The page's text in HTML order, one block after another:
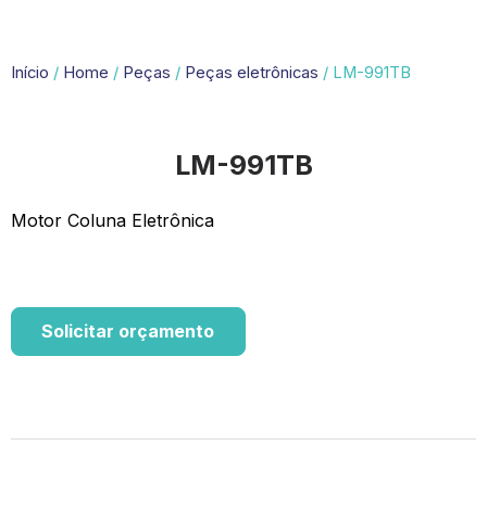
Início / Home / Peças / Peças eletrônicas / LM-991TB
LM-991TB
Motor Coluna Eletrônica
Solicitar orçamento